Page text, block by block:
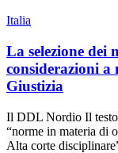
Italia
La selezione dei
considerazioni a
Giustizia
Il DDL Nordio Il testo
“norme in materia di
Alta corte